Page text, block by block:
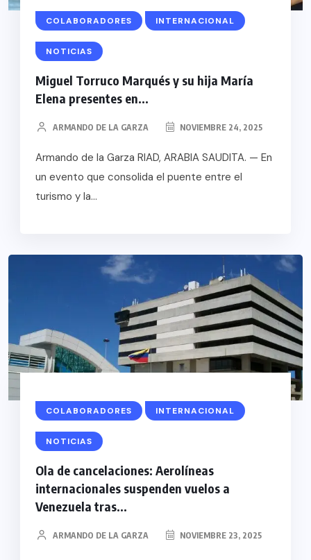
COLABORADORES INTERNACIONAL
NOTICIAS
Miguel Torruco Marqués y su hija María
Elena presentes en...
ARMANDO DE LA GARZA NOVIEMBRE 24, 2025
Armando de la Garza RIAD, ARABIA SAUDITA. — En
un evento que consolida el puente entre el
turismo y la...
COLABORADORES INTERNACIONAL
NOTICIAS
Ola de cancelaciones: Aerolíneas
internacionales suspenden vuelos a
Venezuela tras...
ARMANDO DE LA GARZA NOVIEMBRE 23, 2025